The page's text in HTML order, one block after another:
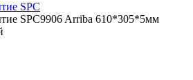
SPC
SPC9906 Arriba 610*305*5мм